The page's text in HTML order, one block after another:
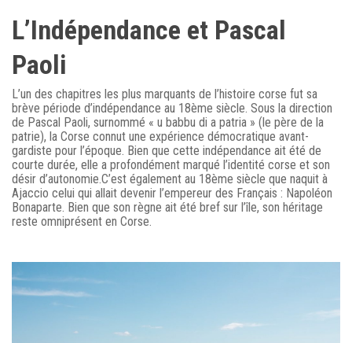
L’Indépendance et Pascal
Paoli
L’un des chapitres les plus marquants de l’histoire corse fut sa
brève période d’indépendance au 18ème siècle. Sous la direction
de Pascal Paoli, surnommé « u babbu di a patria » (le père de la
patrie), la Corse connut une expérience démocratique avant-
gardiste pour l’époque. Bien que cette indépendance ait été de
courte durée, elle a profondément marqué l’identité corse et son
désir d’autonomie.C’est également au 18ème siècle que naquit à
Ajaccio celui qui allait devenir l’empereur des Français : Napoléon
Bonaparte. Bien que son règne ait été bref sur l’île, son héritage
reste omniprésent en Corse.